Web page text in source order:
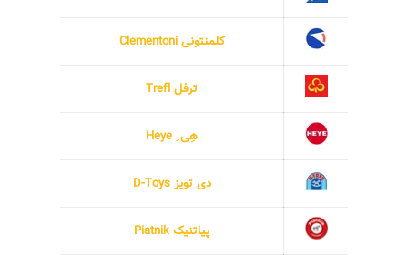
کلمنتونی Clementoni
ترفل Trefl
هِی ِ Heye
دی تویز D-Toys
پیاتنیک Piatnik